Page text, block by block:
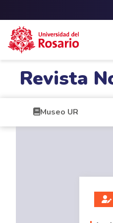
Revista
Museo UR